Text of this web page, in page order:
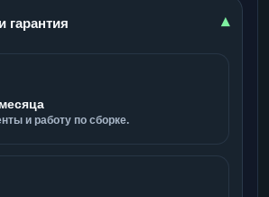
гарантия ▾
и работу по сборке.